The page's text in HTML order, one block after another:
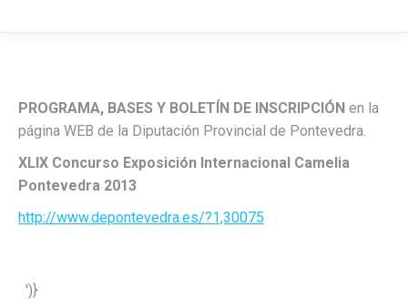
PROGRAMA, BASES Y BOLETÍN DE INSCRIPCIÓN en la
página WEB de la Diputación Provincial de Pontevedra.
XLIX Concurso Exposición Internacional Camelia
Pontevedra 2013
http://www.depontevedra.es/?1,30075
')}